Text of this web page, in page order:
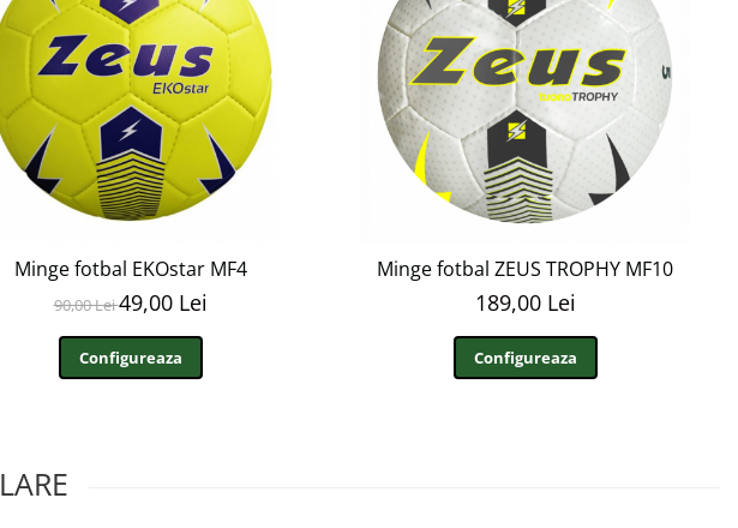
Minge fotbal EKOstar MF4
90,00 Lei49,00 Lei
Configureaza
Minge fotbal ZEUS TROPHY MF10
189,00 Lei
Configureaza